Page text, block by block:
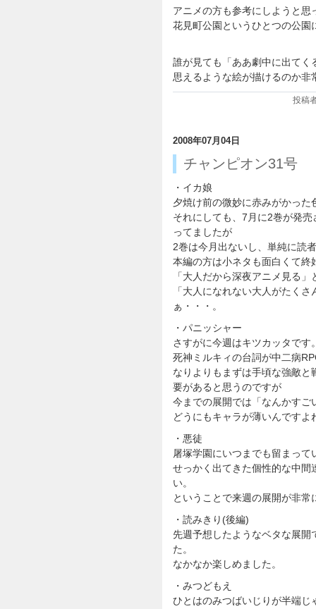
アニメの方も参考にしようと思
花見町公園というひとつの公園
誰が見ても「ああ劇中に出てく
思えるような絵が描けるのか非
投稿
2008年07月04日
チャンピオン31号
・イカ娘
夕焼け前の微妙に赤みがかった
それにしても、7月に2巻が発
ってましたが
2巻は今月出ないし、単純に読
本編の方は小ネタも面白くて終
「大人だから深夜アニメ見る」
「大人になれない大人がたく
ぁ・・・。
・パニッシャー
さすがに今週はキツカッタです
死神ミルキィの台詞が中二病
なりよりもまずは手頃な強敵
要があると思うのですが
今までの展開では「なんかす
どうにもキャラが薄いんですよ
・悪徒
屠塚学園にいつまでも留まっ
せっかく出てきた個性的な中
い。
ということで来週の展開が非常
・読みきり(後編)
先週予想したようなベタな展
た。
なかなか楽しめました。
・みつどもえ
ひとはのみつばいじりが半端じ